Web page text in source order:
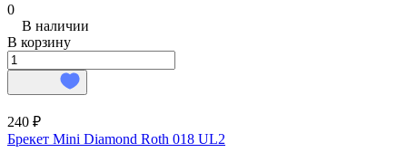
0
В наличии
В корзину
240 ₽
Брекет Mini Diamond Roth 018 UL2